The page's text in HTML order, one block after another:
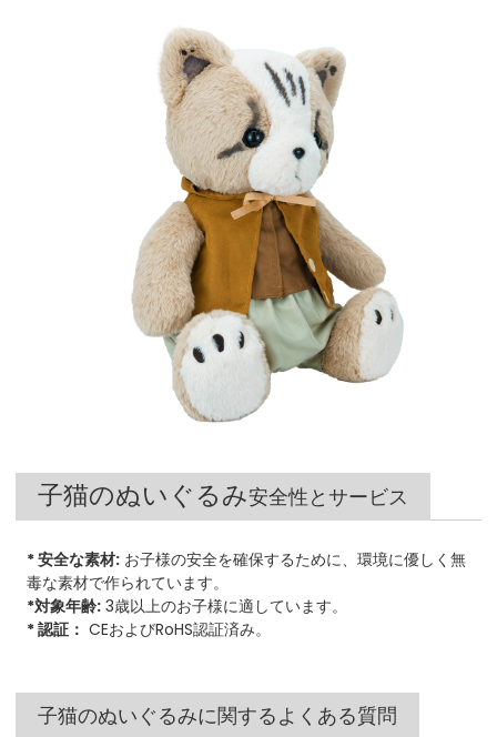
子猫のぬいぐるみ安全性とサービス
* 安全な素材: お子様の安全を確保するために、環境に優しく無
毒な素材で作られています。
*対象年齢: 3歳以上のお子様に適しています。
* 認証： CEおよびRoHS認証済み。
子猫のぬいぐるみに関するよくある質問